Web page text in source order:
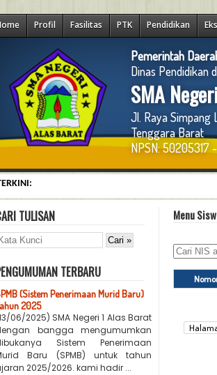
Profil Fasilitas PTK Pendidikan
Pemerintah
Dinas Pendidikan
SMA
Jl. Raya Simpang
Tenggara Barat
NPSN: 50205317
TULISAN
TERBARU
(Sistem Penerimaan Murid Baru)
2025
06/2025) SMA Negeri 1 Alas Barat
bangga mengumumkan
Sistem Penerimaan
Baru (SPMB) untuk tahun
2025/2026. kami hadir ...
Menu